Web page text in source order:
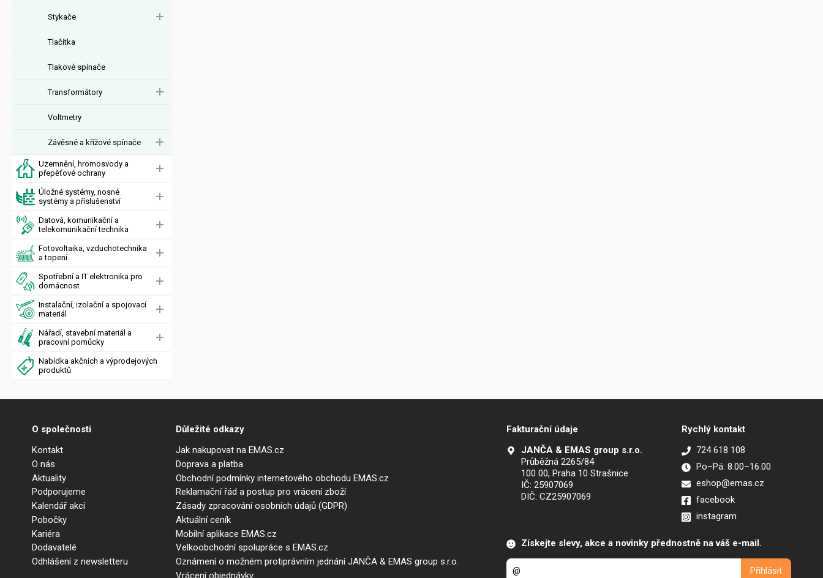
Stykače
Tlačítka
Tlakové spínače
Transformátory
Voltmetry
Závěsné a křížové spínače
Uzemnění, hromosvody a
přepěťové ochrany
Úložné systémy, nosné
systémy a příslušenství
Datová, komunikační a
telekomunikační technika
Fotovoltaika, vzduchotechnika
a topení
Spotřební a IT elektronika pro
domácnost
Instalační, izolační a spojovací
materiál
Nářadí, stavební materiál a
pracovní pomůcky
Nabídka akčních a výprodejových
produktů
O společnosti
Kontakt
O nás
Aktuality
Podporujeme
Kalendář akcí
Pobočky
Kariéra
Dodavatelé
Odhlášení z newsletteru
Důležité odkazy
Jak nakupovat na EMAS.cz
Doprava a platba
Obchodní podmínky internetového obchodu EMAS.cz
Reklamační řád a postup pro vrácení zboží
Zásady zpracování osobních údajů (GDPR)
Aktuální ceník
Mobilní aplikace EMAS.cz
Velkoobchodní spolupráce s EMAS.cz
Oznámení o možném protiprávním jednání JANČA & EMAS group s.r.o.
Vrácení objednávky
Fakturační údaje
JANČA & EMAS group s.r.o.
Průběžná 2265/84
100 00, Praha 10 Strašnice
IČ: 25907069
DIČ: CZ25907069
Rychlý kontakt
724 618 108
Po–Pá: 8.00–16.00
eshop@emas.cz
facebook
instagram
Získejte slevy, akce a novinky přednostně na váš e-mail.